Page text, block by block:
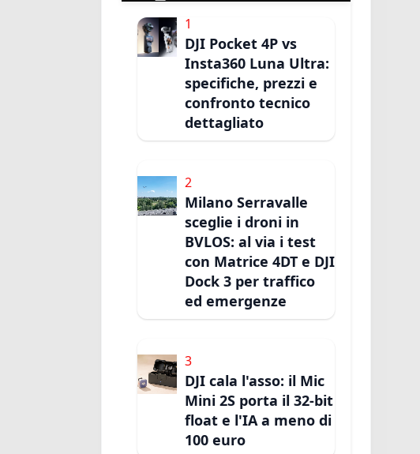
1
DJI Pocket 4P vs
Insta360 Luna Ultra:
specifiche, prezzi e
confronto tecnico
dettagliato
2
Milano Serravalle
sceglie i droni in
BVLOS: al via i test
con Matrice 4DT e DJI
Dock 3 per traffico
ed emergenze
3
DJI cala l'asso: il Mic
Mini 2S porta il 32-bit
float e l'IA a meno di
100 euro